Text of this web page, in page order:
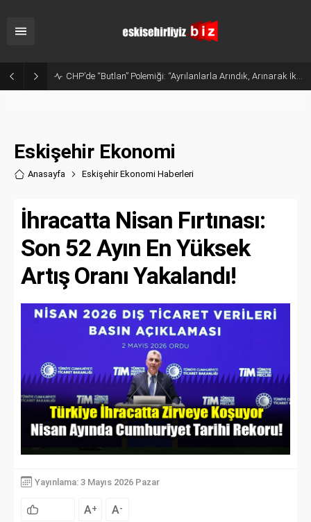
Sanayide Altyapı ve Temizlik Tepkisi: Gürhan Albayrak Küçük Sanayi Esnafını Ziyaret Etti
Eskişehir Ekonomi
Anasayfa Eskişehir Ekonomi Haberleri
İhracatta Nisan Fırtınası:
Son 52 Ayın En Yüksek
Artış Oranı Yakalandı!
Yayınlama: 3 Mayıs 2026 Pazar
A+ A-